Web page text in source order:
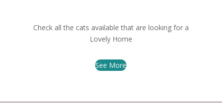
Check all the cats available that are looking for a
Lovely Home
See More